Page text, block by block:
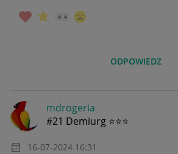
ODPOWIEDZ
mdrogeria
#21 Demiurg ⭐⭐⭐
‎16-07-2024 16:31